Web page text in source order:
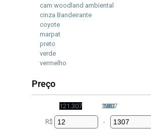
cam woodland ambiental
cinza Bandeirante
coyote
marpat
preto
verde
vermelho
Preço
121.307 12
336
660
983
1.307
R$ Minimum Price
-Maximum Price